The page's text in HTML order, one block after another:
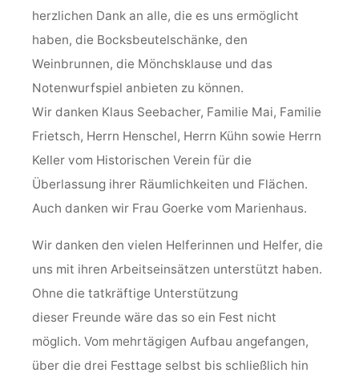
herzlichen Dank an alle, die es uns ermöglicht
haben, die Bocksbeutelschänke, den
Weinbrunnen, die Mönchsklause und das
Notenwurfspiel anbieten zu können.
Wir danken Klaus Seebacher, Familie Mai, Familie
Frietsch, Herrn Henschel, Herrn Kühn sowie Herrn
Keller vom Historischen Verein für die
Überlassung ihrer Räumlichkeiten und Flächen.
Auch danken wir Frau Goerke vom Marienhaus.
Wir danken den vielen Helferinnen und Helfer, die
uns mit ihren Arbeitseinsätzen unterstützt haben.
Ohne die tatkräftige Unterstützung
dieser Freunde wäre das so ein Fest nicht
möglich. Vom mehrtägigen Aufbau angefangen,
über die drei Festtage selbst bis schließlich hin